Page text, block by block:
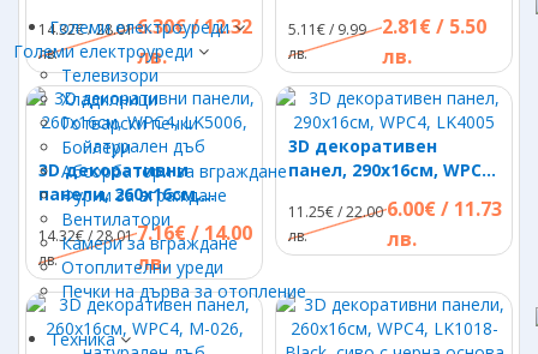
Големи електроуреди
Големи електроуреди
Телевизори
Хладилници
Готварски печки
Бойлери
Абсорбатори за вграждане
Фурни за вграждане
Вентилатори
Камери за вграждане
Отоплителни уреди
Печки на дърва за отопление
Техника
14.32€ / 28.01
лв.
6.30€ / 12.32
лв.
5.11€ / 9.99
лв.
2.81€ / 5.50
лв.
3D декоративни
панели, 260х16см,
WPC4, LK5006,
натурален дъб
14.32€ / 28.01
лв.
7.16€ / 14.00
лв.
3D декоративен
панел, 290х16см, WPC4,
11.25€ / 22.00
лв.
6.00€ / 11.73
лв.